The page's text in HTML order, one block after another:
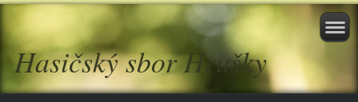
Hasičský sbor Hrušky